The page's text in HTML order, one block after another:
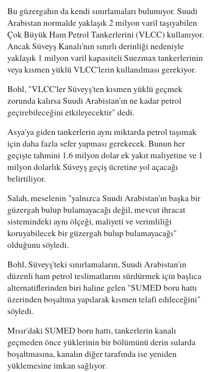
Bu güzergahın da kendi sınırlamaları bulunuyor. Suudi
Arabistan normalde yaklaşık 2 milyon varil taşıyabilen
Çok Büyük Ham Petrol Tankerlerini (VLCC) kullanıyor.
Ancak Süveyş Kanalı'nın sınırlı derinliği nedeniyle
yaklaşık 1 milyon varil kapasiteli Suezmax tankerlerinin
veya kısmen yüklü VLCC'lerin kullanılması gerekiyor.
Bohl, "VLCC'ler Süveyş'ten kısmen yüklü geçmek
zorunda kalırsa Suudi Arabistan'ın ne kadar petrol
geçirebileceğini etkileyecektir" dedi.
Asya'ya giden tankerlerin aynı miktarda petrol taşımak
için daha fazla sefer yapması gerekecek. Bunun her
geçişte tahmini 1.6 milyon dolar ek yakıt maliyetine ve 1
milyon dolarlık Süveyş geçiş ücretine yol açacağı
belirtiliyor.
Salah, meselenin "yalnızca Suudi Arabistan'ın başka bir
güzergah bulup bulamayacağı değil, mevcut ihracat
sistemindeki aynı ölçeği, maliyeti ve verimliliği
koruyabilecek bir güzergah bulup bulamayacağı"
olduğunu söyledi.
Bohl, Süveyş'teki sınırlamaların, Suudi Arabistan'ın
düzenli ham petrol teslimatlarını sürdürmek için başlıca
alternatiflerinden biri haline gelen "SUMED boru hattı
üzerinden boşaltma yapılarak kısmen telafi edileceğini"
söyledi.
Mısır'daki SUMED boru hattı, tankerlerin kanalı
geçmeden önce yüklerinin bir bölümünü derin sularda
boşaltmasına, kanalın diğer tarafında ise yeniden
yüklemesine imkan sağlıyor.